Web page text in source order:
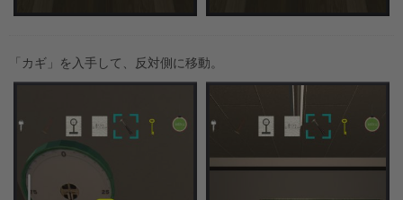
「カギ」を入手して、反対側に移動。